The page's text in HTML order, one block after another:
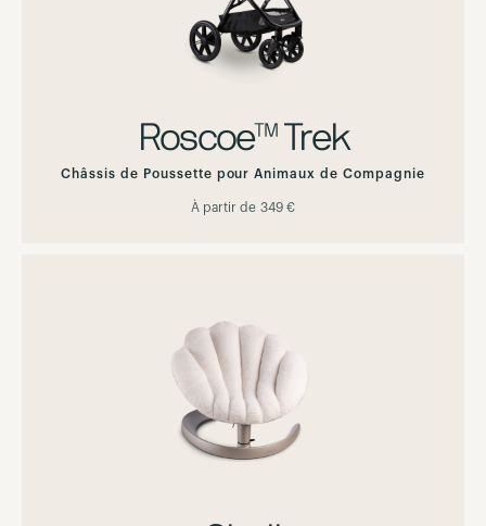
Roscoe™ Trek
Châssis de Poussette pour Animaux de Compagnie
À partir de 349 €